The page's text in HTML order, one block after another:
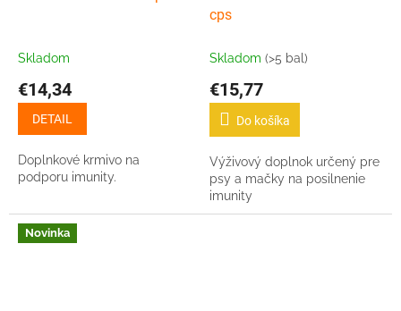
Skladom
€14,34
DETAIL
Doplnkové krmivo na
podporu imunity.
cps
Skladom (>5 bal)
€15,77
Do košíka
Výživový doplnok určený pre
psy a mačky na posilnenie
imunity
Novinka